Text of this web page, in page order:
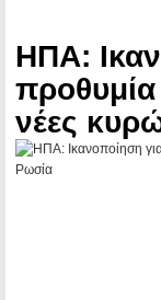
ΗΠΑ:
προθυμία
νέες